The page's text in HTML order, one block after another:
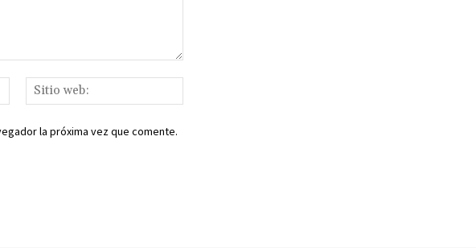
Correo
electrónico:*
web:
la próxima vez que comente.